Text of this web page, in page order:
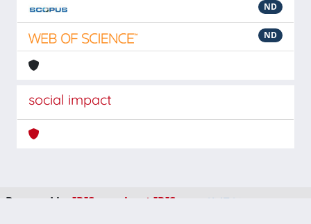
ND
ND
social impact
Powered by IRIS about IRIS